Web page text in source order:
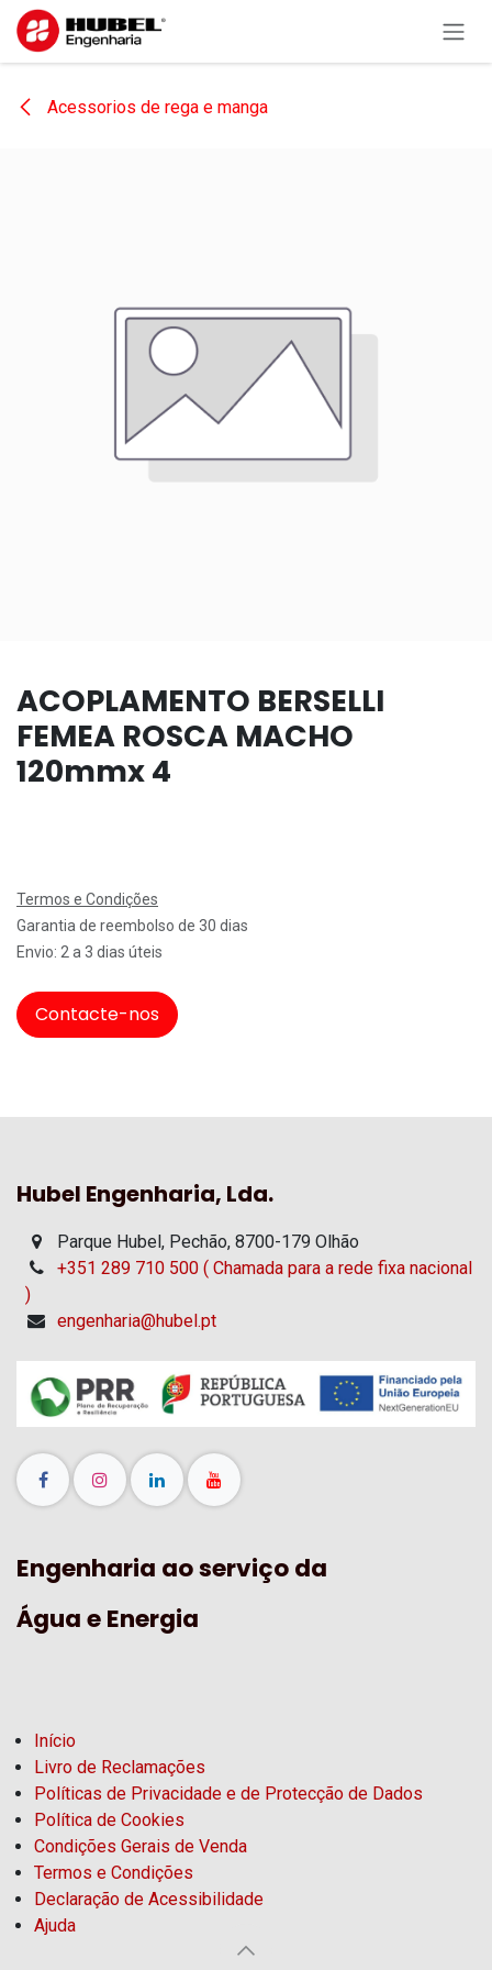
Pular para o conteúdo
Acessorios de rega e manga
ACOPLAMENTO BERSELLI
FEMEA ROSCA MACHO
120mmx 4
Termos e Condições
Garantia de reembolso de 30 dias
Envio: 2 a 3 dias úteis
Contacte-nos
Hubel Engenharia, Lda.
Parque Hubel, Pechão, 8700-179 Olhão
+351 289 710 500 ( Chamada para a rede fixa nacional
)
engenharia@hubel.pt
Engenharia ao serviço da
Água e Energia
Início
Livro de Reclamações
Políticas de Privacidade e de Protecção de Dados
Política de Cookies
Condições Gerais de Venda
Termos e Condições
Declaração de Acessibilidade
Ajuda